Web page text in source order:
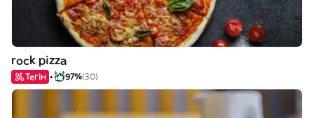
rock pizza
Тегін 97%(30)